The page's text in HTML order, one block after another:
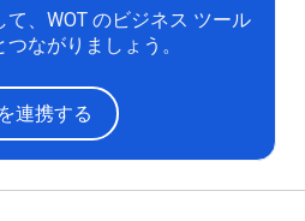
、WOT のビジネス ツール
ながりましょう。
連携する